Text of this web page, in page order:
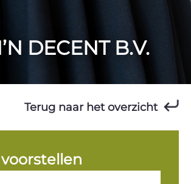
DECENT B.V.
Terug naar het overzicht